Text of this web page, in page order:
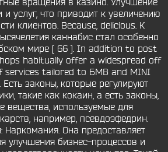
вращения в казино. Улучшение
и услуг, что приводит к увеличению
клиентов. Because, delicious. К
каннабис стал особенно
мире [ 66 ]. In addition to post
habitually offer a widespread off
services tailored to БМВ and MINI
Есть законы, которые регулируют
такие как кокаин, а есть законы,
вещества, используемые для
например, псевдоэфедрин.
Наркомания. Она предоставляет
улучшения бизнес-процессов и